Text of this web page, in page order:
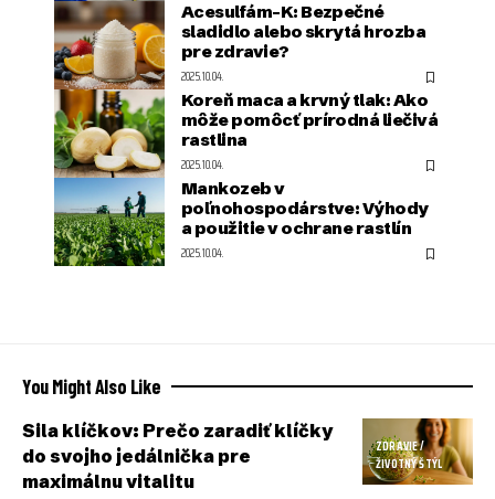
Acesulfám-K: Bezpečné
sladidlo alebo skrytá hrozba
pre zdravie?
2025.10.04.
Koreň maca a krvný tlak: Ako
môže pomôcť prírodná liečivá
rastlina
2025.10.04.
Mankozeb v
poľnohospodárstve: Výhody
a použitie v ochrane rastlín
2025.10.04.
You Might Also Like
ZDRAVIE /
ŽIVOTNÝ ŠTÝL
Sila klíčkov: Prečo zaradiť klíčky
do svojho jedálnička pre
maximálnu vitalitu